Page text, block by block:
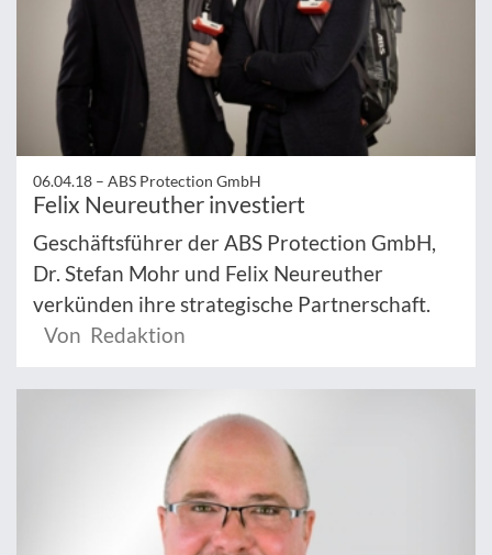
06.04.18 – ABS Protection GmbH
Felix Neureuther investiert
Geschäftsführer der ABS Protection GmbH,
Dr. Stefan Mohr und Felix Neureuther
verkünden ihre strategische Partnerschaft.
Von Redaktion